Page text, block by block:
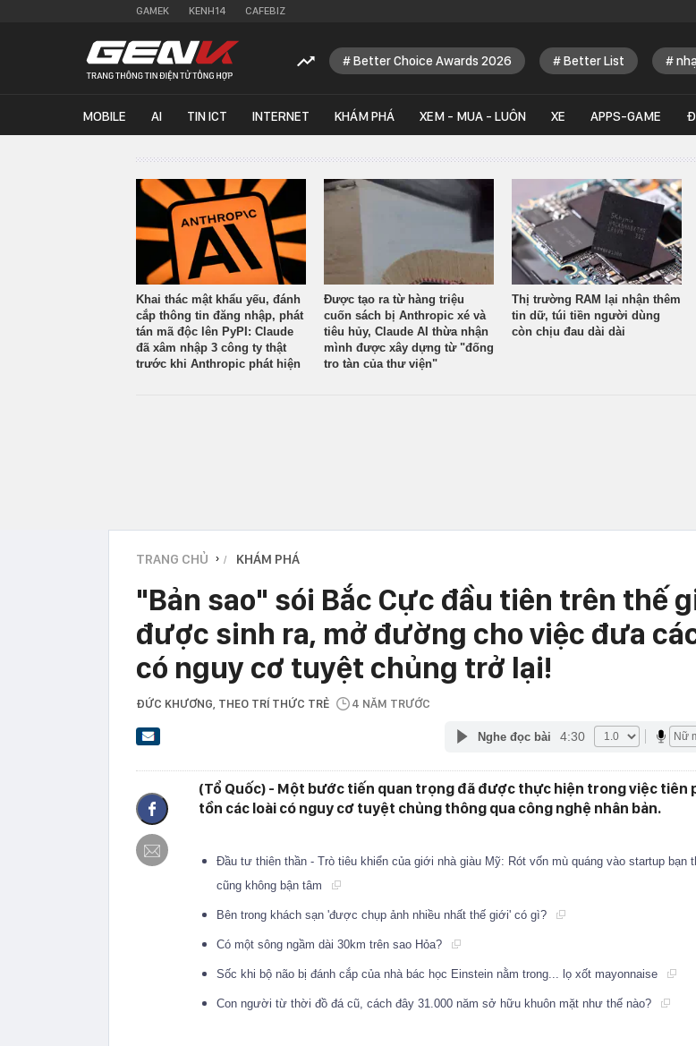
GAMEK KENH14 CAFEBIZ
Better Choice Awards 2026 Better List
MOBILE AI TIN ICT INTERNET KHÁM PHÁ XEM - MUA - LUÔN XE APPS-GAME
Khai thác mật khẩu yếu, đánh
cắp thông tin đăng nhập, phát
tán mã độc lên PyPI: Claude
đã xâm nhập 3 công ty thật
trước khi Anthropic phát hiện
Được tạo ra từ hàng triệu
cuốn sách bị Anthropic xé và
tiêu hủy, Claude AI thừa nhận
mình được xây dựng từ "đống
tro tàn của thư viện"
Thị trường RAM lại nhận thêm
tin dữ, túi tiền người dùng
còn chịu đau dài dài
TRANG CHỦ › KHÁM PHÁ
"Bản sao" sói Bắc Cực đầu tiên trên thế
được sinh ra, mở đường cho việc đưa
có nguy cơ tuyệt chủng trở lại!
ĐỨC KHƯƠNG , THEO TRÍ THỨC TRẺ 4 NĂM TRƯỚC
Nghe đọc bài 4:30
(Tổ Quốc) - Một bước tiến quan trọng đã được thực hiện trong việc tiên
tồn các loài có nguy cơ tuyệt chủng thông qua công nghệ nhân bản.
Đầu tư thiên thần - Trò tiêu khiển của giới nhà giàu Mỹ: Rót vốn mù quáng vào startup bạn
cũng không bận tâm
Bên trong khách sạn 'được chụp ảnh nhiều nhất thế giới' có gì?
Có một sông ngầm dài 30km trên sao Hỏa?
Sốc khi bộ não bị đánh cắp của nhà bác học Einstein nằm trong... lọ xốt mayonnaise
Con người từ thời đồ đá cũ, cách đây 31.000 năm sở hữu khuôn mặt như thế nào?